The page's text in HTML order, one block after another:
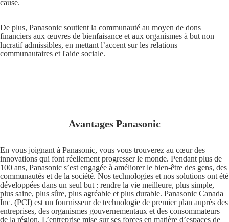
cause.
De plus, Panasonic soutient la communauté au moyen de dons
financiers aux œuvres de bienfaisance et aux organismes à but non
lucratif admissibles, en mettant l’accent sur les relations
communautaires et l'aide sociale.
Avantages Panasonic
En vous joignant à Panasonic, vous vous trouverez au cœur des
innovations qui font réellement progresser le monde. Pendant plus de
100 ans, Panasonic s’est engagée à améliorer le bien-être des gens, des
communautés et de la société. Nos technologies et nos solutions ont été
développées dans un seul but : rendre la vie meilleure, plus simple,
plus saine, plus sûre, plus agréable et plus durable. Panasonic Canada
Inc. (PCI) est un fournisseur de technologie de premier plan auprès des
entreprises, des organismes gouvernementaux et des consommateurs
de la région. L’entreprise mise sur ses forces en matière d’espaces de